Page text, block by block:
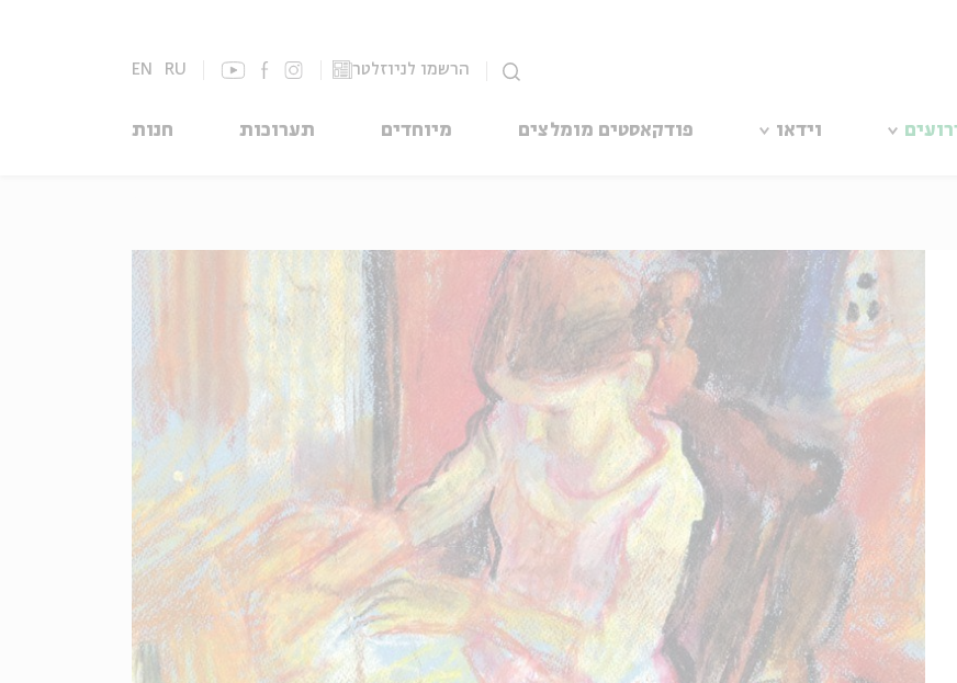
הרשמו לניוזלטר EN RU
וידאו פודקאסטים מומלצים מיוחדים תערוכות חנות